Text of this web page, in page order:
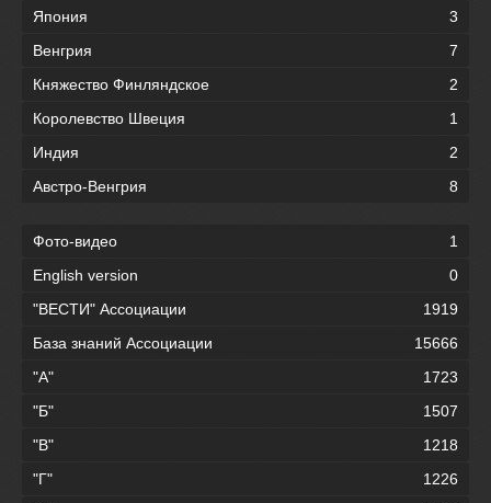
Япония
3
Венгрия
7
Княжество Финляндское
2
Королевство Швеция
1
Индия
2
Австро-Венгрия
8
Фото-видео
1
English version
0
"ВЕСТИ" Ассоциации
1919
База знаний Ассоциации
15666
"А"
1723
"Б"
1507
"В"
1218
"Г"
1226